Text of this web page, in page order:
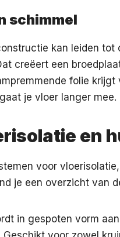
schimmel
kan leiden
creëert een
folie
je vloer langer mee.
en
voor
je een overzicht van
in gespoten vorm